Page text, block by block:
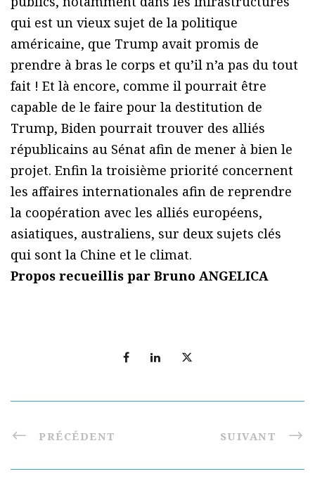
qui est un vieux sujet de la politique
américaine, que Trump avait promis de
prendre à bras le corps et qu’il n’a pas du tout
fait ! Et là encore, comme il pourrait être
capable de le faire pour la destitution de
Trump, Biden pourrait trouver des alliés
républicains au Sénat afin de mener à bien le
projet. Enfin la troisième priorité concernent
les affaires internationales afin de reprendre
la coopération avec les alliés européens,
asiatiques, australiens, sur deux sujets clés
qui sont la Chine et le climat.
Propos recueillis par Bruno ANGELICA
PRÉCÉDENT SUIVANT